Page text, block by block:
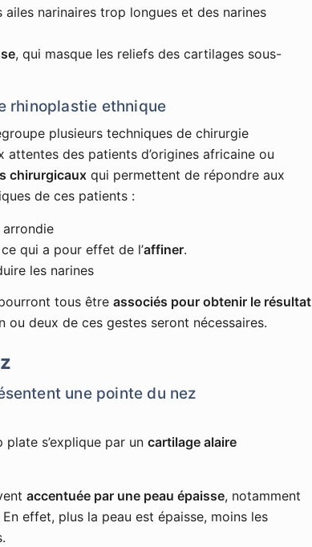
ailes narinaires trop longues et des narines
, qui masque les reliefs des cartilages sous-
rhinoplastie ethnique
plusieurs techniques de chirurgie
des patients d’origines africaine ou
chirurgicaux qui permettent de répondre aux
de ces patients :
qui a pour effet de l’affiner.
les narines
tous être associés pour obtenir le résultat
ou deux de ces gestes seront nécessaires.
une pointe du nez
s’explique par un cartilage alaire
accentuée par une peau épaisse, notamment
effet, plus la peau est épaisse, moins les